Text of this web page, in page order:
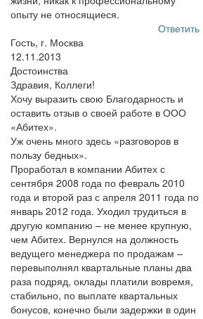
опыту не относящиеся.
Ответить
Гость, г. Москва
12.11.2013
Достоинства
Здравия, Коллеги!
Хочу выразить свою Благодарность и
оставить отзыв о своей работе в ООО
«Абитех».
Уж очень много здесь «разговоров в
пользу бедных».
Проработал в компании Абитех с
сентября 2008 года по февраль 2010
года и второй раз с апреля 2011 года по
январь 2012 года. Уходил трудиться в
другую компанию – не менее крупную,
чем Абитех. Вернулся на должность
ведущего менеджера по продажам –
перевыполнял квартальные планы два
раза подряд, оклады платили вовремя,
стабильно, по выплате квартальных
бонусов, конечно были задержки в один